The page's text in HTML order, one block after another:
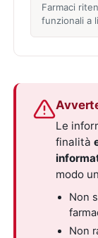
Farmaci
funzionali a
Le
finalità
modo
Non
Non